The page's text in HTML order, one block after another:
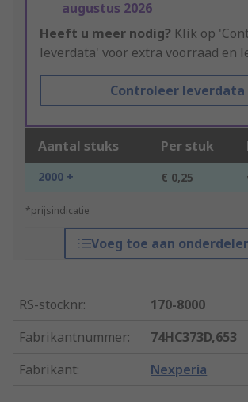
augustus 2026
Heeft u meer nodig? Klik op
leverdata' voor extra voorraad en
Controleer leverdata
Aantal stuks Per stuk
2000 + € 0,25
*prijsindicatie
Voeg toe aan
RS-stocknr.:
170-8000
Fabrikantnummer:
74HC373D,653
Fabrikant: Nexperia